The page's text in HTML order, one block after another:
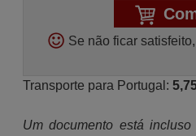
Se não ficar
Transporte para Portugal:
Um documento está